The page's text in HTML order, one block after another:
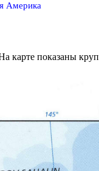
Америка
карте показаны